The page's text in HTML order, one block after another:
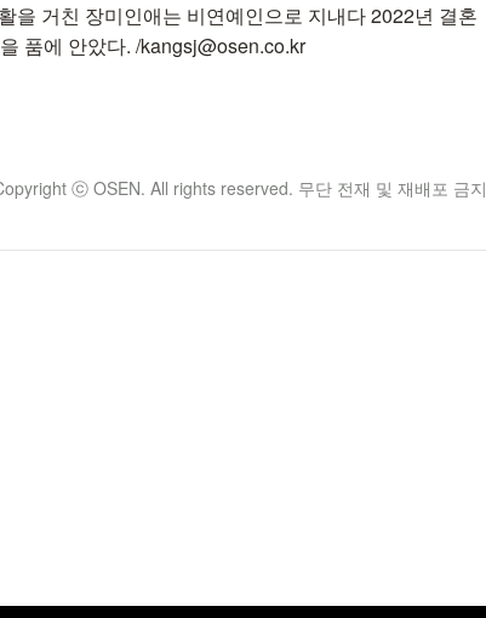
을 거친 장미인애는 비연예인으로 지내다 2022년 결혼
품에 안았다. /kangsj@osen.co.kr
ⓒ OSEN. All rights reserved. 무단 전재 및 재배포 금지